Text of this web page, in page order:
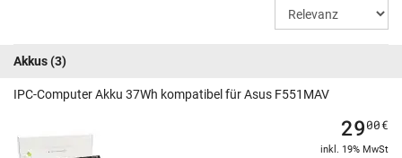
Akkus(3)
IPC-Computer Akku 37Wh kompatibel für Asus F551MAV
2900€
inkl. 19% MwSt